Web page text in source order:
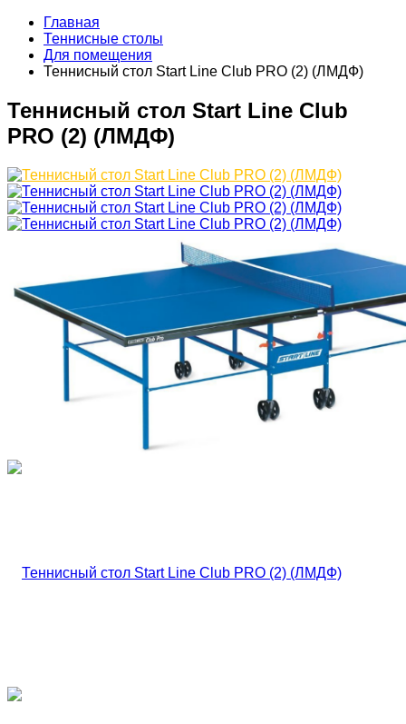
Главная
Теннисные столы
Для помещения
Теннисный стол Start Line Club PRO (2) (ЛМДФ)
Теннисный стол Start Line Club
PRO (2) (ЛМДФ)